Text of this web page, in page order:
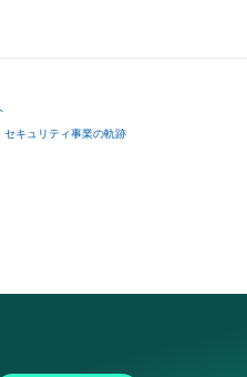
セキュリティ事業の軌跡